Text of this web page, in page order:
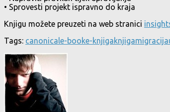
• Sprovesti projekt ispravno do kraja
Knjigu možete preuzeti na web stranici
Tags: canonicale-booke-knjigaknjigamigracija